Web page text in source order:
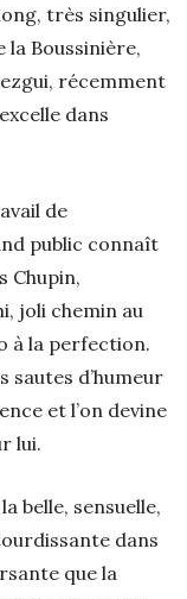
très singulier,
la Boussinière,
récemment
dans
de
public connaît
Chupin,
joli chemin au
à la perfection.
sautes d’humeur
et l’on devine
lui.
belle, sensuelle,
dans
que la